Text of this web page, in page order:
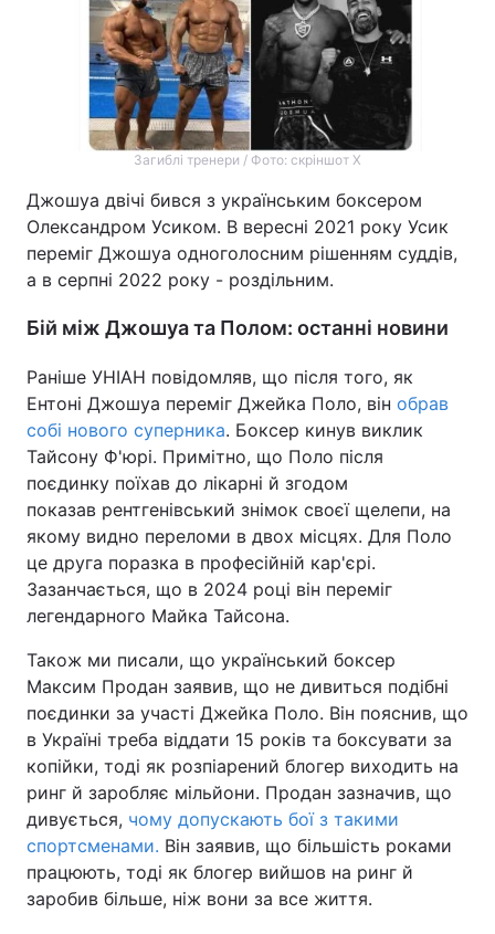
Загиблі тренери / Фото: скріншот Х
Джошуа двічі бився з українським боксером
Олександром Усиком. В вересні 2021 року Усик
переміг Джошуа одноголосним рішенням суддів,
а в серпні 2022 року - роздільним.
Бій між Джошуа та Полом: останні новини
Раніше УНІАН повідомляв, що після того, як
Ентоні Джошуа переміг Джейка Поло, він обрав
собі нового суперника. Боксер кинув виклик
Тайсону Ф'юрі. Примітно, що Поло після
поєдинку поїхав до лікарні й згодом
показав рентгенівський знімок своєї щелепи, на
якому видно переломи в двох місцях. Для Поло
це друга поразка в професійній кар'єрі.
Зазанчається, що в 2024 році він переміг
легендарного Майка Тайсона.
Також ми писали, що український боксер
Максим Продан заявив, що не дивиться подібні
поєдинки за участі Джейка Поло. Він пояснив, що
в Україні треба віддати 15 років та боксувати за
копійки, тоді як розпіарений блогер виходить на
ринг й заробляє мільйони. Продан зазначив, що
дивується, чому допускають бої з такими
спортсменами. Він заявив, що більшість роками
працюють, тоді як блогер вийшов на ринг й
заробив більше, ніж вони за все життя.